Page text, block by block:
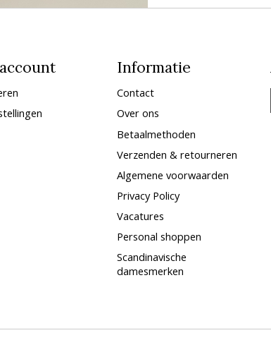
Informatie
Contact
Over ons
Betaalmethoden
Verzenden & retourneren
Algemene voorwaarden
Privacy Policy
Vacatures
Personal shoppen
Scandinavische
damesmerken